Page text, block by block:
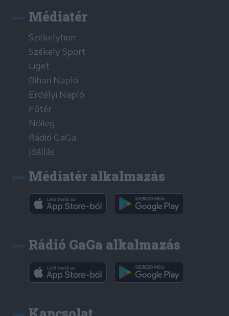
Médiatér
Székelyhon
Székely Sport
Liget
Bihari Napló
Erdélyi Napló
Főtér
Nőileg
Rádió GaGa
Jóállás
Médiatér alkalmazás
Rádió GaGa alkalmazás